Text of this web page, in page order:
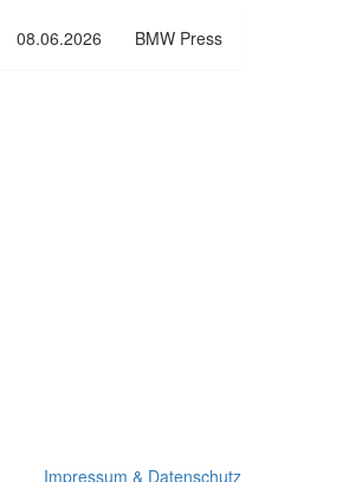
08.06.2026 BMW Press
Impressum & Datenschutz